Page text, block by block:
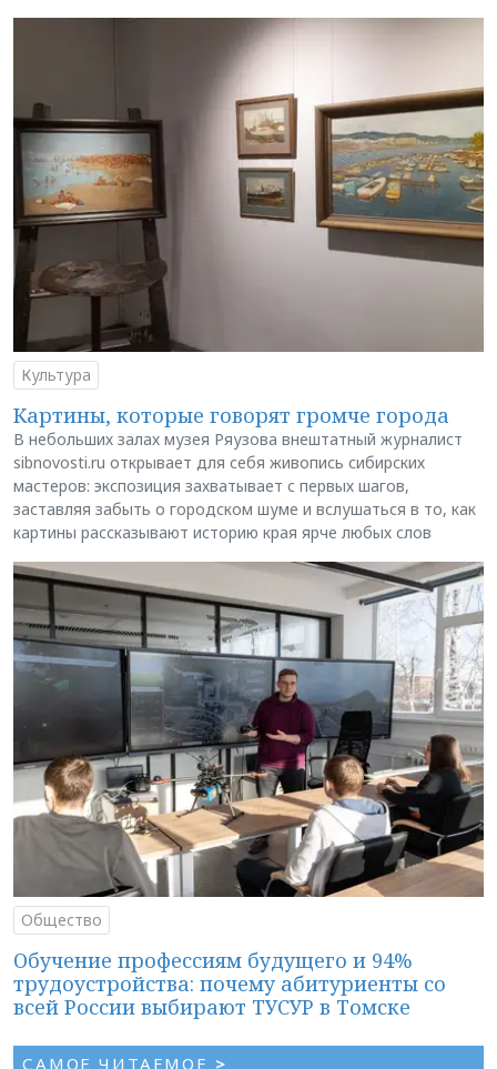
Культура
Картины, которые говорят громче города
В небольших залах музея Ряузова внештатный журналист
sibnovosti.ru открывает для себя живопись сибирских
мастеров: экспозиция захватывает с первых шагов,
заставляя забыть о городском шуме и вслушаться в то, как
картины рассказывают историю края ярче любых слов
Общество
Обучение профессиям будущего и 94%
трудоустройства: почему абитуриенты со
всей России выбирают ТУСУР в Томске
САМОЕ ЧИТАЕМОЕ >